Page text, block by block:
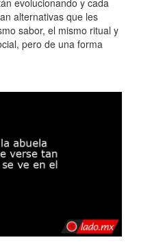
alternativas que les
sabor, el mismo ritual y
pero de una forma